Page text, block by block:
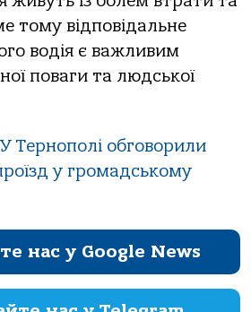
тому відповідальне
водія є важливим
поваги та людської
У Тернополі обговорили
у громадському
нас у Google News